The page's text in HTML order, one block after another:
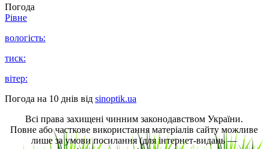
Погода
Рівне
вологість:
тиск:
вітер:
Погода на 10 днів від sinoptik.ua
Всі права захищені чинним законодавством України.
Повне або часткове використання матеріалів сайту можливе
лише за умови посилання (для інтернет-видань —